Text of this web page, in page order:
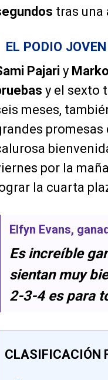
tras una
EL PODIO
Pajari y
y el sexto
meses,
promesas
por la
la cuarta
Elfyn Evans,
Es increíble
sientan muy
2-3-4 es para
CLASIFICACIÓN